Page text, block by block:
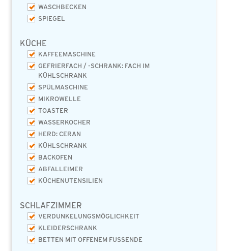
WASCHBECKEN
SPIEGEL
KÜCHE
KAFFEEMASCHINE
GEFRIERFACH / -SCHRANK: FACH IM
KÜHLSCHRANK
SPÜLMASCHINE
MIKROWELLE
TOASTER
WASSERKOCHER
HERD: CERAN
KÜHLSCHRANK
BACKOFEN
ABFALLEIMER
KÜCHENUTENSILIEN
SCHLAFZIMMER
VERDUNKELUNGSMÖGLICHKEIT
KLEIDERSCHRANK
BETTEN MIT OFFENEM FUSSENDE